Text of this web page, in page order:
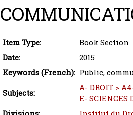
Item Type:
Book Section
Date:
2015
Keywords (French): Public,
Subjects:
A- DROIT >
E- SCIENCES